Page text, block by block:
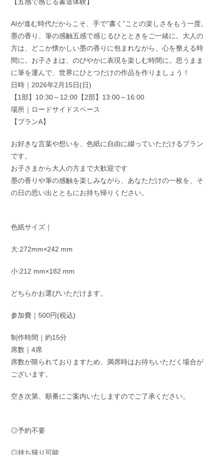
AIが進む時代だからこそ、手で“書く”ことの楽しさをもう一度。
墨の香り、筆の感触五感で感じるひとときをご一緒に。大人の
方は、どこか懐かしい墨の香りに包まれながら、心を整える時
間に。お子さまは、のびやかに表現を楽しむ時間に。思うまま
に筆を運んで、世界にひとつだけの作品を作りましょう！
日時｜2026年2月15日(日)
【1部】10:30～12:00【2部】13:00～16:00
場所｜ロードサイドスペース
【プランA】
お好きな言葉や想いを、色紙に自由に綴っていただけるプラン
です。
お子さまから大人の方まで大歓迎です
墨の香りや筆の感触を楽しみながら、あなただけの一枚を、そ
の日の思い出とともにお持ち帰りください。
色紙サイズ｜
大:272mm×242 mm
小:212 mm×182 mm
どちらかお選びいただけます。
参加費｜500円(税込)
制作時間｜約15分
席数｜4席
席数が限られておりますため、満席時はお待ちいただく場合が
ございます。
空き次第、順番にご案内いたしますのでご了承ください。
◎予約不要
◎持ち帰り可能